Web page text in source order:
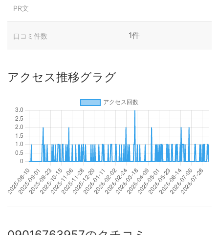
PR文
口コミ件数 1件
アクセス推移グラグ